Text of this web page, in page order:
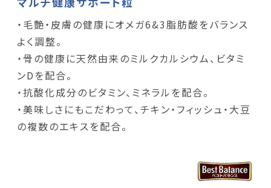
・毛艶・皮膚の健康にオメガ6&3脂肪酸をバランス
よく調整。
・骨の健康に天然由来のミルクカルシウム、ビタミ
ンDを配合。
・抗酸化成分のビタミン、ミネラルを配合。
・美味しさにもこだわって、チキン・フィッシュ・大豆
の複数のエキスを配合。